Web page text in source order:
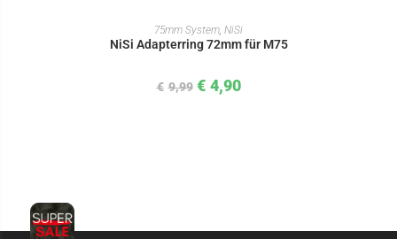
IN DEN WARENKORB
75mm System, NiSi
NiSi Adapterring 72mm für M75
€ 9,99 € 4,90